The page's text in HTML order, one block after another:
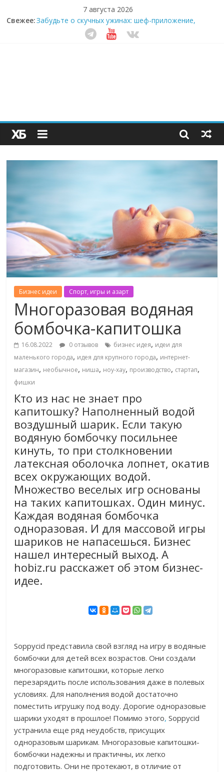
7 августа 2026
Свежее:Забудьте о скучных ужинах: шеф-приложение,
которое видит вашу еду насквозь
Небо зовёт: как бизнес на полётах дронов и
Секрет супергидратации: почему кокосовая вода с
пребиотиками становится главным трендом
здорового питания
Бизнес идеи Спорт, игры и азарт
Многоразовая водяная
бомбочка-капитошка
16.08.2022 0 отзывов бизнес идея, идеи для
маленького города, идея для крупного города, интернет-
магазин, необычное, ниша, ноу-хау, производство, стартап,
фишки
Кто из нас не знает про
капитошку? Наполненный водой
воздушный шарик. Если такую
водяную бомбочку посильнее
кинуть, то при столкновении
латексная оболочка лопнет, окатив
всех окружающих водой.
Множество веселых игр основаны
на таких капитошках. Один минус.
Каждая водяная бомбочка
одноразовая. И для массовой игры
шариков не напасешься. Бизнес
нашел интересный выход. А
hobiz.ru расскажет об этом бизнес-
идее.
Soppycid представила свой взгляд на игру в водяные
бомбочки для детей всех возрастов. Они создали
многоразовые капитошки, которые легко
перезарядить после использования даже в полевых
условиях. Для наполнения водой достаточно
поместить игрушку под воду. Дорогие одноразовые
шарики уходят в прошлое! Помимо этого, Soppycid
устранила еще ряд неудобств, присущих
одноразовым шарикам. Многоразовые капитошки-
бомбочки надежны и практичны, их легко
подготовить. Они не протекают, в отличие от